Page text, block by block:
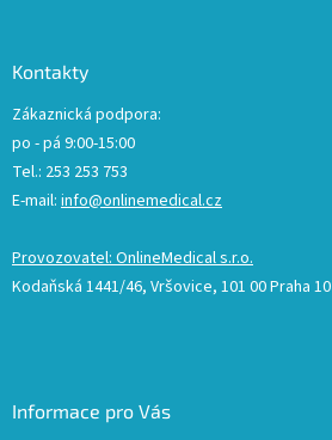
Kontakty
Zákaznická podpora:
po - pá 9:00-15:00
Tel.: 253 253 753
E-mail: info@onlinemedical.cz
Provozovatel: OnlineMedical s.r.o.
Kodaňská 1441/46, Vršovice, 101 00 Praha 10
Informace pro Vás